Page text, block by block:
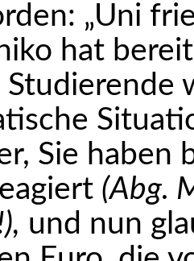
„Uni
hat
Studierende
Sie haben
(Abg.
und nun